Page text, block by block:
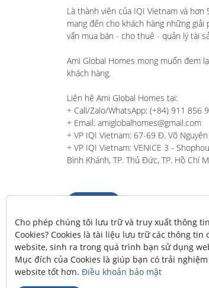
Là thành viên của IQI Vietnam và
mang đến cho khách hàng những
vấn mua bán - cho thuê - quản lý tài
Ami Global Homes mong muốn đem
khách hàng.
Liên hệ Ami Global Homes tại:
+ Call/Zalo/WhatsApp: (+84) 911 856
+ Email: amiglobalhomes@gmail.com
+ VP IQI Vietnam: 67-69 Đ. Võ
+ VP IQI Vietnam: VENICE 3 -
Bình Khánh, TP. Thủ Đức, TP. Hồ Chí
Cho phép chúng tôi lưu trữ và truy xuất thông
Cookies? Cookies là tài liệu lưu trữ các thông tin
website, sinh ra trong quá trình bạn sử dụng
Mục đích của Cookies là giúp bạn có trải
website tốt hơn. Điều khoản bảo mật